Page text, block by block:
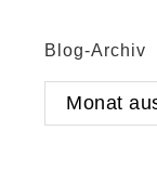
Blog-Archiv
Blog-
Archiv